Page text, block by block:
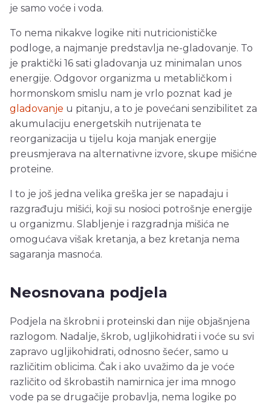
je samo voće i voda.
To nema nikakve logike niti nutricionističke
podloge, a najmanje predstavlja ne-gladovanje. To
je praktički 16 sati gladovanja uz minimalan unos
energije. Odgovor organizma u metabličkom i
hormonskom smislu nam je vrlo poznat kad je
gladovanje u pitanju, a to je povećani senzibilitet za
akumulaciju energetskih nutrijenata te
reorganizacija u tijelu koja manjak energije
preusmjerava na alternativne izvore, skupe mišićne
proteine.
I to je još jedna velika greška jer se napadaju i
razgrađuju mišići, koji su nosioci potrošnje energije
u organizmu. Slabljenje i razgradnja mišića ne
omogućava višak kretanja, a bez kretanja nema
sagaranja masnoća.
Neosnovana podjela
Podjela na škrobni i proteinski dan nije objašnjena
razlogom. Nadalje, škrob, ugljikohidrati i voće su svi
zapravo ugljikohidrati, odnosno šećer, samo u
različitim oblicima. Čak i ako uvažimo da je voće
različito od škrobastih namirnica jer ima mnogo
vode pa se drugačije probavlja, nema logike po